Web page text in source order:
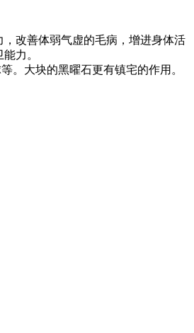
改善体弱气虚的毛病，增进身体活
力。
。大块的黑曜石更有镇宅的作用。